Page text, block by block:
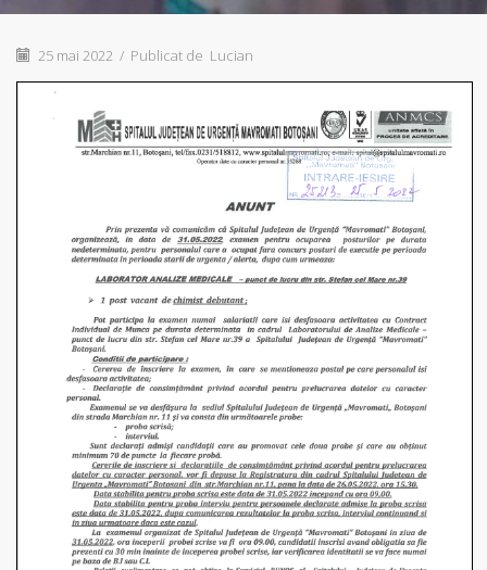
25 mai 2022 / Publicat de Lucian